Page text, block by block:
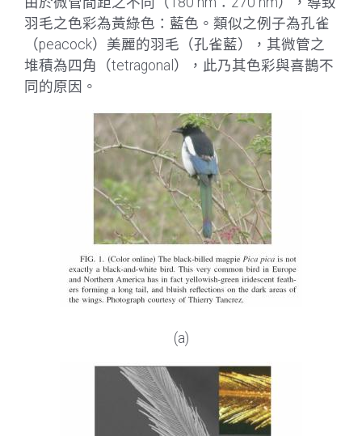
羽毛之色彩為黃綠色：藍色。類似之例子為孔雀
（peacock）美麗的羽毛（孔雀藍），其微管之
堆積為四角（tetragonal），此乃其色彩與喜鵲不
同的原因。
(a)